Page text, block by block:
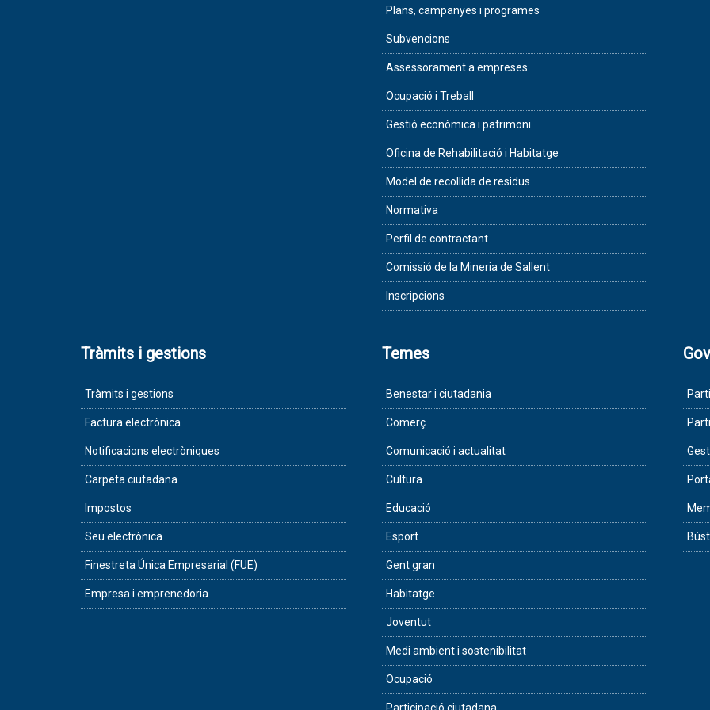
Plans, campanyes i programes
Subvencions
Assessorament a empreses
Ocupació i Treball
Gestió econòmica i patrimoni
Oficina de Rehabilitació i Habitatge
Model de recollida de residus
Normativa
Perfil de contractant
Comissió de la Mineria de Sallent
Inscripcions
Tràmits i gestions
Tràmits i gestions
Factura electrònica
Notificacions electròniques
Carpeta ciutadana
Impostos
Seu electrònica
Finestreta Única Empresarial (FUE)
Empresa i emprenedoria
Temes
Benestar i ciutadania
Comerç
Comunicació i actualitat
Cultura
Educació
Esport
Gent gran
Habitatge
Joventut
Medi ambient i sostenibilitat
Ocupació
Participació ciutadana